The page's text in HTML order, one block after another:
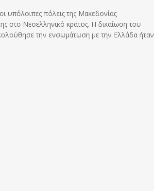
υπόλοιπες πόλεις της Μακεδονίας
στο Νεοελληνικό κράτος. Η δικαίωση του
την ενσωμάτωση με την Ελλάδα ήταν